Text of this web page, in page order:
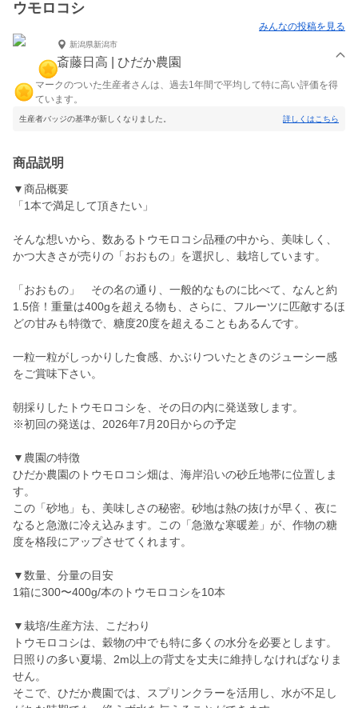
ウモロコシ
みんなの投稿を見る
新潟県新潟市
斎藤日高 | ひだか農園
マークのついた生産者さんは、過去1年間で平均して特に高い評価を得
ています。
生産者バッジの基準が新しくなりました。 詳しくはこちら
商品説明
▼商品概要
「1本で満足して頂きたい」
そんな想いから、数あるトウモロコシ品種の中から、美味しく、
かつ大きさが売りの「おおもの」を選択し、栽培しています。
「おおもの」 その名の通り、一般的なものに比べて、なんと約
1.5倍！重量は400gを超える物も、さらに、フルーツに匹敵するほ
どの甘みも特徴で、糖度20度を超えることもあるんです。
一粒一粒がしっかりした食感、かぶりついたときのジューシー感
をご賞味下さい。
朝採りしたトウモロコシを、その日の内に発送致します。
※初回の発送は、2026年7月20日からの予定
▼農園の特徴
ひだか農園のトウモロコシ畑は、海岸沿いの砂丘地帯に位置しま
す。
この「砂地」も、美味しさの秘密。砂地は熱の抜けが早く、夜に
なると急激に冷え込みます。この「急激な寒暖差」が、作物の糖
度を格段にアップさせてくれます。
▼数量、分量の目安
1箱に300〜400g/本のトウモロコシを10本
▼栽培/生産方法、こだわり
トウモロコシは、穀物の中でも特に多くの水分を必要とします。
日照りの多い夏場、2m以上の背丈を丈夫に維持しなければなりま
せん。
そこで、ひだか農園では、スプリンクラーを活用し、水が不足し